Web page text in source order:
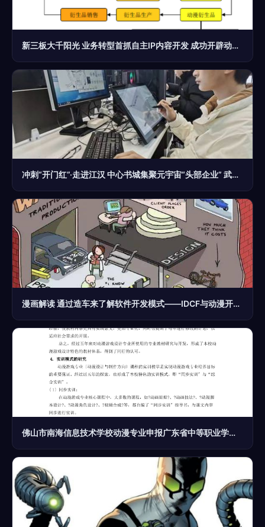
新三板大千阳光 业务转型首抓自主IP内容开发 成功开辟动漫开发新局
冲刺“开门红”·走进江汉 中心书城集聚元宇宙“头部企业” 武汉江汉首个文化产业“亿元楼”破壳
漫画解读 通过造车来了解软件开发模式——IDCF与动漫开发的奇妙联动
佛山市南海信息技术学校动漫专业申报广东省中等职业学校重点建设 动漫开发方向